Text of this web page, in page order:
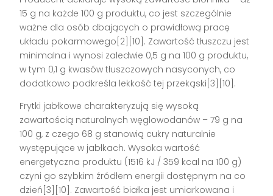
15 g na każde 100 g produktu, co jest szczególnie
ważne dla osób dbających o prawidłową pracę
układu pokarmowego[2][10]. Zawartość tłuszczu jest
minimalna i wynosi zaledwie 0,5 g na 100 g produktu,
w tym 0,1 g kwasów tłuszczowych nasyconych, co
dodatkowo podkreśla lekkość tej przekąski[3][10].
Frytki jabłkowe charakteryzują się wysoką
zawartością naturalnych węglowodanów – 79 g na
100 g, z czego 68 g stanowią cukry naturalnie
występujące w jabłkach. Wysoka wartość
energetyczna produktu (1516 kJ / 359 kcal na 100 g)
czyni go szybkim źródłem energii dostępnym na co
dzień[3][10]. Zawartość białka jest umiarkowana i